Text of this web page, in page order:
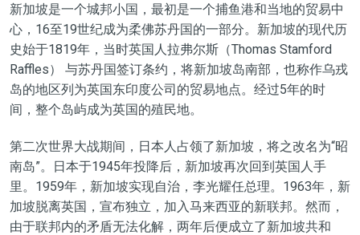
新加坡是一个城邦小国，最初是一个捕鱼港和当地的贸易中
心，16至19世纪成为柔佛苏丹国的一部分。新加坡的现代历
史始于1819年，当时英国人拉弗尔斯（Thomas Stamford
Raffles） 与苏丹国签订条约，将新加坡岛南部，也称作乌戎
岛的地区列为英国东印度公司的贸易地点。经过5年的时
间，整个岛屿成为英国的殖民地。
第二次世界大战期间，日本人占领了新加坡，将之改名为“昭
南岛”。日本于1945年投降后，新加坡再次回到英国人手
里。1959年，新加坡实现自治，李光耀任总理。1963年，新
加坡脱离英国，宣布独立，加入马来西亚的新联邦。然而，
由于联邦内的矛盾无法化解，两年后便成立了新加坡共和